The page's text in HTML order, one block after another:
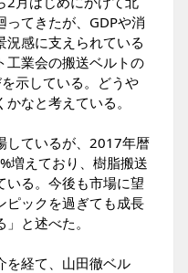
てきたが、GDPや消
況感に支えられている
工業会の搬送ベルトの
示している。どうや
なと考えている。
しているが、2017年暦
増えており、樹脂搬送
いる。今後も市場に望
ピックを過ぎても成長
と述べた。
経て、山田徹ベル